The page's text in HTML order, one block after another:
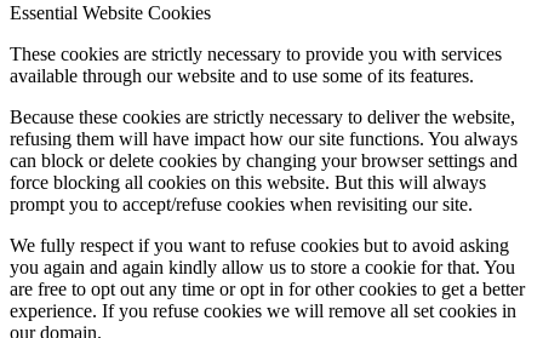
Essential Website Cookies
These cookies are strictly necessary to provide you with services
available through our website and to use some of its features.
Because these cookies are strictly necessary to deliver the website,
refusing them will have impact how our site functions. You always
can block or delete cookies by changing your browser settings and
force blocking all cookies on this website. But this will always
prompt you to accept/refuse cookies when revisiting our site.
We fully respect if you want to refuse cookies but to avoid asking
you again and again kindly allow us to store a cookie for that. You
are free to opt out any time or opt in for other cookies to get a better
experience. If you refuse cookies we will remove all set cookies in
our domain.